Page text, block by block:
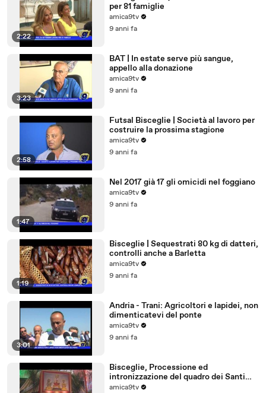
2:22
per 81 famiglie
amica9tv
9 anni fa
3:23
BAT | In estate serve più sangue,
appello alla donazione
amica9tv
9 anni fa
2:58
Futsal Bisceglie | Società al lavoro per
costruire la prossima stagione
amica9tv
9 anni fa
1:47
Nel 2017 già 17 gli omicidi nel foggiano
amica9tv
9 anni fa
1:19
Bisceglie | Sequestrati 80 kg di datteri,
controlli anche a Barletta
amica9tv
9 anni fa
3:01
Andria - Trani: Agricoltori e lapidei, non
dimenticatevi del ponte
amica9tv
9 anni fa
Bisceglie, Processione ed
intronizzazione del quadro dei Santi
Martiri
amica9tv